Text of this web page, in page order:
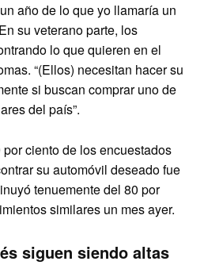
año de lo que yo llamaría un
su veterano parte, los
lo que quieren en el
“(Ellos) necesitan hacer su
si buscan comprar uno de
del país”.
ciento de los encuestados
su automóvil deseado fue
tenuemente del 80 por
similares un mes ayer.
siguen siendo altas